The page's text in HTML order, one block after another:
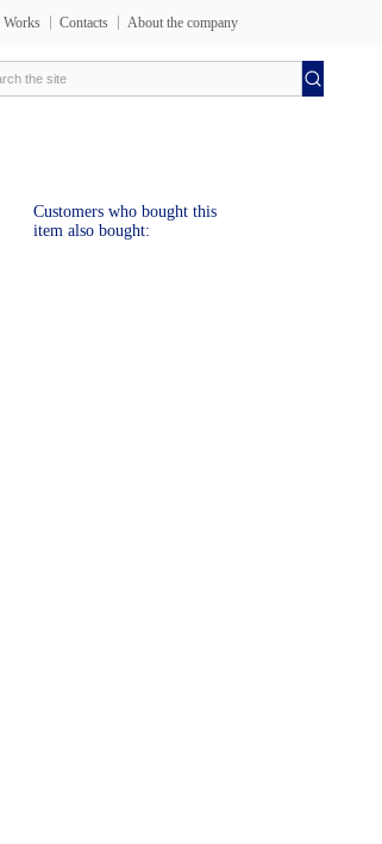
Works Contacts About the company
Электротехника лаборатория
Customers who bought this
item also bought: